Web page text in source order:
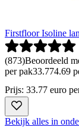
Firstfloor Isoline
(873)Beoordeeld
per pak33.774.69
Prijs: 33.77 euro
Bekijk alles in